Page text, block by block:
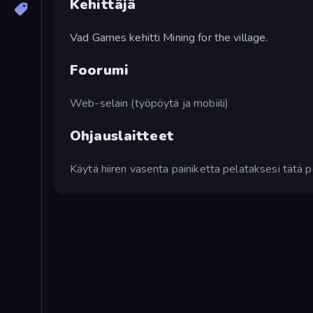
Kehittäjä
Vad Games kehitti Mining for the village.
Foorumi
Web-selain (työpöytä ja mobiili)
Ohjauslaitteet
Käytä hiiren vasenta painiketta pelataksesi tätä